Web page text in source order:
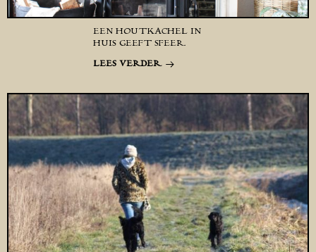
EEN HOUTKACHEL IN
HUIS GEEFT SFEER.
LEES VERDER